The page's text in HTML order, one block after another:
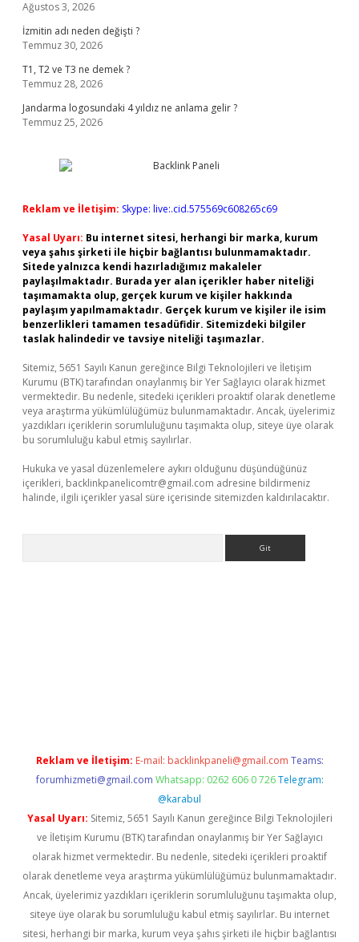
Ağustos 3, 2026
İzmitin adı neden değişti ?
Temmuz 30, 2026
T1, T2 ve T3 ne demek ?
Temmuz 28, 2026
Jandarma logosundaki 4 yıldız ne anlama gelir ?
Temmuz 25, 2026
Reklam ve İletişim: Skype: live:.cid.575569c608265c69
Yasal Uyarı: Bu internet sitesi, herhangi bir marka, kurum
veya şahıs şirketi ile hiçbir bağlantısı bulunmamaktadır.
Sitede yalnızca kendi hazırladığımız makaleler
paylaşılmaktadır. Burada yer alan içerikler haber niteliği
taşımamakta olup, gerçek kurum ve kişiler hakkında
paylaşım yapılmamaktadır. Gerçek kurum ve kişiler ile isim
benzerlikleri tamamen tesadüfidir. Sitemizdeki bilgiler
taslak halindedir ve tavsiye niteliği taşımazlar.
Sitemiz, 5651 Sayılı Kanun gereğince Bilgi Teknolojileri ve İletişim
Kurumu (BTK) tarafından onaylanmış bir Yer Sağlayıcı olarak hizmet
vermektedir. Bu nedenle, sitedeki içerikleri proaktif olarak denetleme
veya araştırma yükümlülüğümüz bulunmamaktadır. Ancak, üyelerimiz
yazdıkları içeriklerin sorumluluğunu taşımakta olup, siteye üye olarak
bu sorumluluğu kabul etmiş sayılırlar.
Hukuka ve yasal düzenlemelere aykırı olduğunu düşündüğünüz
içerikleri, backlinkpanelicomtr@gmail.com adresine bildirmeniz
halinde, ilgili içerikler yasal süre içerisinde sitemizden kaldırılacaktır.
Reklam ve İletişim: E-mail: backlinkpaneli@gmail.com Teams:
forumhizmeti@gmail.com Whatsapp: 0262 606 0 726 Telegram:
@karabul
Yasal Uyarı: Sitemiz, 5651 Sayılı Kanun gereğince Bilgi Teknolojileri
ve İletişim Kurumu (BTK) tarafından onaylanmış bir Yer Sağlayıcı
olarak hizmet vermektedir. Bu nedenle, sitedeki içerikleri proaktif
olarak denetleme veya araştırma yükümlülüğümüz bulunmamaktadır.
Ancak, üyelerimiz yazdıkları içeriklerin sorumluluğunu taşımakta olup,
siteye üye olarak bu sorumluluğu kabul etmiş sayılırlar. Bu internet
sitesi, herhangi bir marka, kurum veya şahıs şirketi ile hiçbir bağlantısı